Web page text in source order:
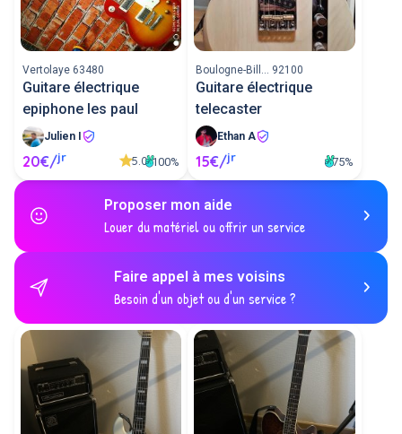
Vertolaye 63480
Guitare électrique
epiphone les paul
Julien I
20€/jr 5.0 100%
Boulogne-Bill... 92100
Guitare électrique
telecaster
Ethan A
15€/jr 75%
Proposer mon aide
Louer du matériel ou offrir un service
Faire appel à mes voisins
Besoin d'un objet ou d'un service ?